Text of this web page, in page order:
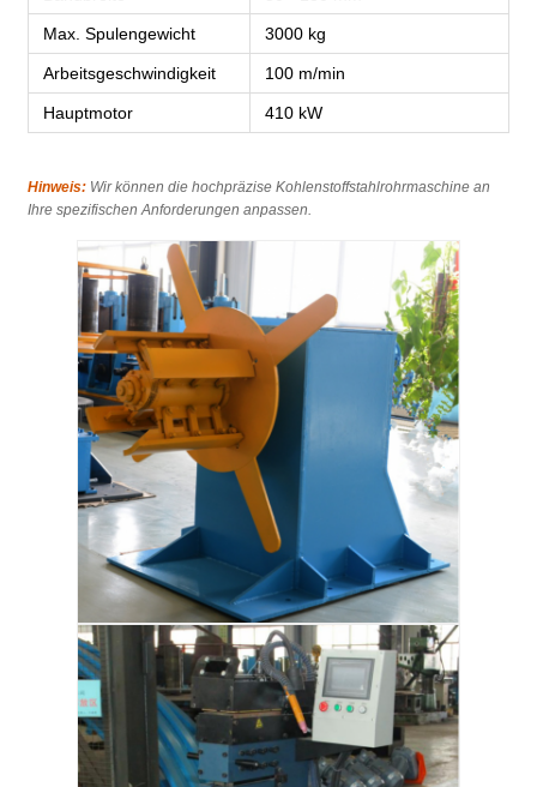
Max. Spulengewicht 3000 kg
Arbeitsgeschwindigkeit 100 m/min
Hauptmotor 410 kW
Hinweis: Wir können die hochpräzise Kohlenstoffstahlrohrmaschine an
Ihre spezifischen Anforderungen anpassen.